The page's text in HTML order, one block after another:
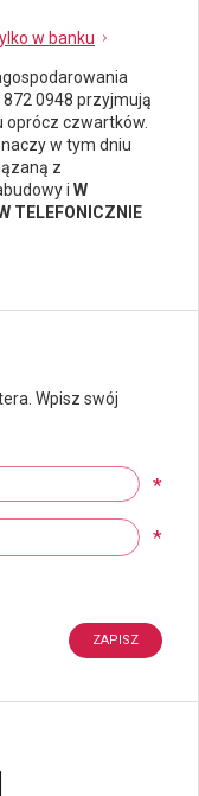
w banku
872 0948 przyjmują
oprócz czwartków.
w tym dniu
z
i W
TELEFONICZNIE
Wpisz swój
*
*